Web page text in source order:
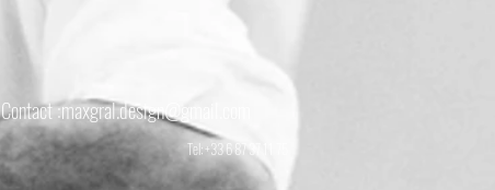
Contact :maxgral.design@gmail.com
Tel: +33 6 87 37 11 75